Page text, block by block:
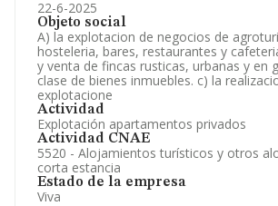
22-6-2025
Objeto social
A) la explotacion de negocios de
hosteleria, bares, restaurantes y
y venta de fincas rusticas, urbanas y en
clase de bienes inmuebles. c) la
explotacione
Actividad
Explotación apartamentos privados
Actividad CNAE
5520 - Alojamientos turísticos y otros
corta estancia
Estado de la empresa
Viva